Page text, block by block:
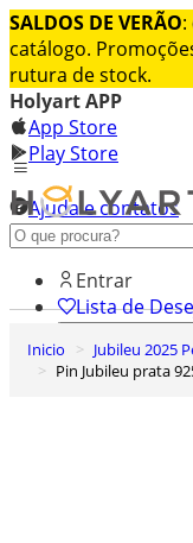
SALDOS DE VERÃO:
catálogo.
rutura de stock.
Holyart APP
App Store
Play Store
Ajuda e contatos
Conheça premium
Entrar
Lista de
0
Carrinho de
Inicio Jubileu 2025
Pin Jubileu prata